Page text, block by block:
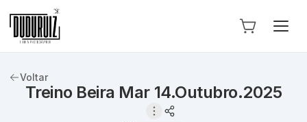
Voltar
Treino Beira Mar 14.Outubro.2025